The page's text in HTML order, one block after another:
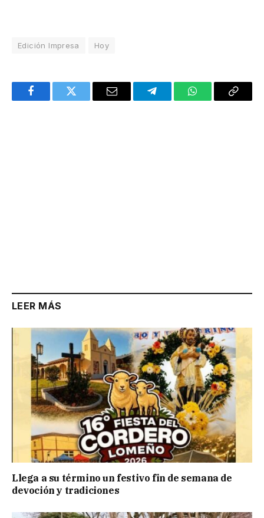
Edición Impresa Hoy
FacebookTwitter Email TelegramWhatsAppCopy
LEER MÁS
Llega a su término un festivo fin de semana de
devoción y tradiciones